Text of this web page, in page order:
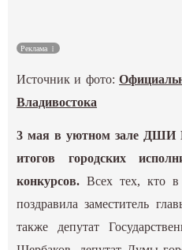
Реклама
Источник и фото:
Владивостока
3 мая в уютном зале ДШИ
итогов городских
конкурсов. Всех тех, кто в
поздравила заместитель
также депутат